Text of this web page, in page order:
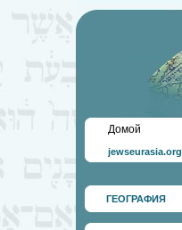
Домой
jewseurasia.org
ГЕОГРАФИЯ